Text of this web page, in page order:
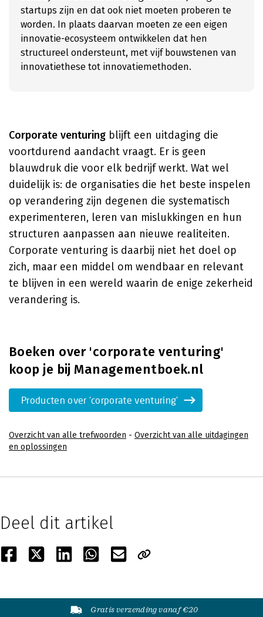
startups zijn en dat ook niet moeten proberen te
worden. In plaats daarvan moeten ze een eigen
innovatie-ecosysteem ontwikkelen dat hen
structureel ondersteunt, met vijf bouwstenen van
innovatiethese tot innovatiemethoden.
Corporate venturing blijft een uitdaging die
voortdurend aandacht vraagt. Er is geen
blauwdruk die voor elk bedrijf werkt. Wat wel
duidelijk is: de organisaties die het beste inspelen
op verandering zijn degenen die systematisch
experimenteren, leren van mislukkingen en hun
structuren aanpassen aan nieuwe realiteiten.
Corporate venturing is daarbij niet het doel op
zich, maar een middel om wendbaar en relevant
te blijven in een wereld waarin de enige zekerheid
verandering is.
Boeken over 'corporate venturing'
koop je bij Managementboek.nl
Producten over 'corporate venturing'
Overzicht van alle trefwoorden - Overzicht van alle uitdagingen
en oplossingen
Deel dit artikel
Gratis verzending vanaf €20